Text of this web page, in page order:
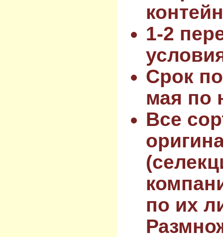
1-2
Срок
мая по
Все
по их